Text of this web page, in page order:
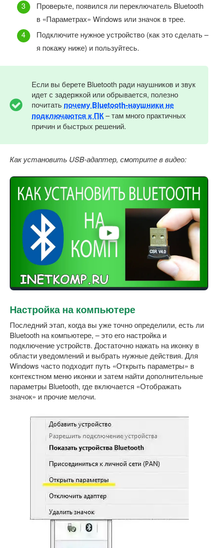
Проверьте, появился ли переключатель Bluetooth
в «Параметрах» Windows или значок в трее.
Подключите нужное устройство (как это сделать –
я покажу ниже) и пользуйтесь.
Если вы берете Bluetooth ради наушников и звук
идет с задержкой или обрывается, полезно
почитать почему Bluetooth-наушники не
подключаются к ПК– там много практичных
причин и быстрых решений.
Как установить USB-адаптер, смотрите в видео:
Настройка на компьютере
Последний этап, когда вы уже точно определили, есть ли
Bluetooth на компьютере, – это его настройка и
подключение устройств. Достаточно нажать на иконку в
области уведомлений и выбрать нужные действия. Для
Windows часто подходит путь «Открыть параметры» в
контекстном меню иконки и затем найти дополнительные
параметры Bluetooth, где включается «Отображать
значок» и прочие мелочи.